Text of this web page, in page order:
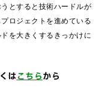
とすると技術ハードルが
ロジェクトを進めている
を大きくするきっかけに
はこちらから